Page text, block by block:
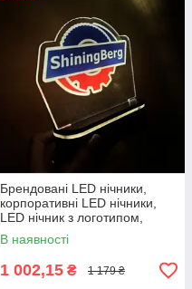
Брендовані LED нічники,
корпоративні LED нічники,
LED нічник з логотипом,
нічник з акумулятором
В наявності
1 002,15 ₴ 1 179 ₴